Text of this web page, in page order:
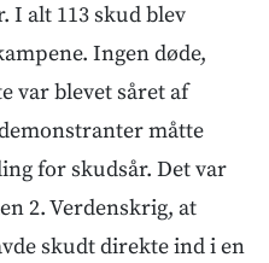
I alt 113 skud blev
Ingen døde,
var blevet såret af
måtte
for skudsår. Det var
2. Verdenskrig, at
skudt direkte ind i en